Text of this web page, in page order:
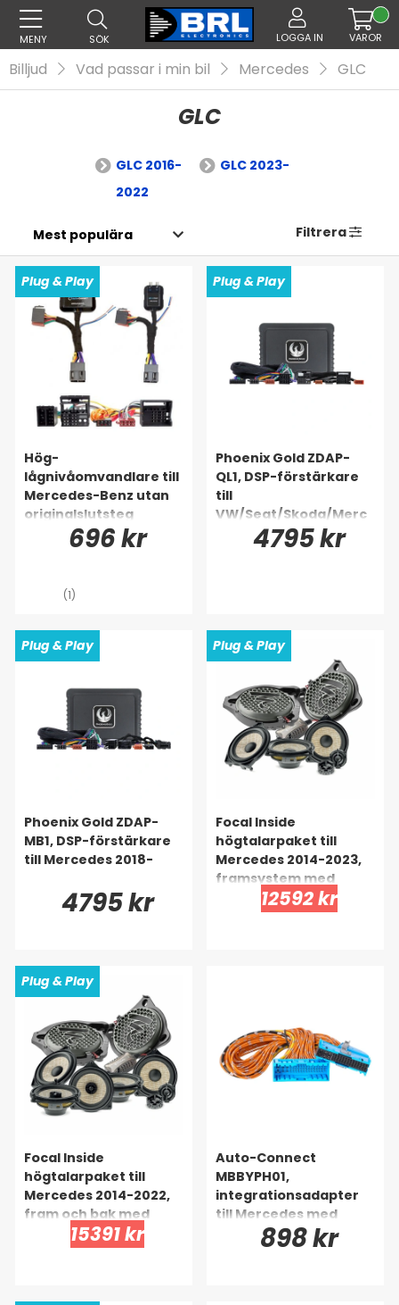
MENY SÖK LOGGA IN VAROR
Billjud Vad passar i min bil Mercedes GLC
GLC
GLC 2016-
2022
GLC 2023-
Filtrera
Plug & Play
Hög-
lågnivåomvandlare till
Mercedes-Benz utan
originalslutsteg
696 kr
(1)
Plug & Play
Phoenix Gold ZDAP-
QL1, DSP-förstärkare
till
VW/Seat/Skoda/Merc
edes m.fl. 1998-2020
4795 kr
Plug & Play
Phoenix Gold ZDAP-
MB1, DSP-förstärkare
till Mercedes 2018-
4795 kr
Plug & Play
Focal Inside
högtalarpaket till
Mercedes 2014-2023,
framsystem med
center12592 kr
Plug & Play
Focal Inside
högtalarpaket till
Mercedes 2014-2022,
fram och bak med
15391 kr
Auto-Connect
MBBYPH01,
integrationsadapter
till Mercedes med
Burmester898 kr